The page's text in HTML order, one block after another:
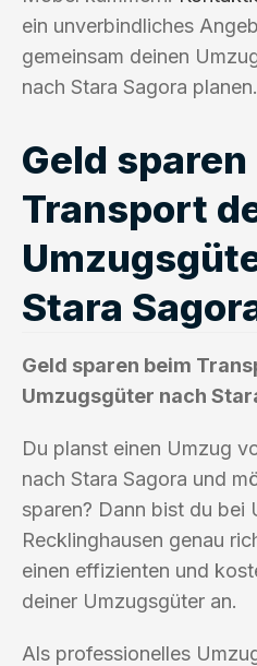
ein unverbindliches
gemeinsam deinen
nach Stara Sagora planen.
Geld
Transport
Stara
Geld sparen beim
Umzugsgüter nach
Du planst einen Umzug
nach Stara Sagora und
sparen? Dann bist du bei
Recklinghausen genau
einen effizienten und
deiner Umzugsgüter an.
Als professionelles